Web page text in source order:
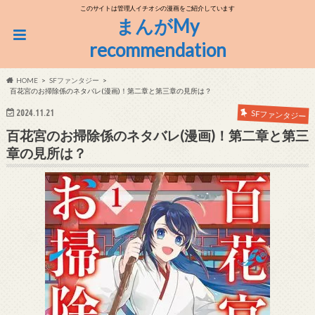
このサイトは管理人イチオシの漫画をご紹介しています
まんがMy
recommendation
HOME
SFファンタジー
百花宮のお掃除係のネタバレ(漫画)！第二章と第三章の見所は？
2024.11.21 SFファンタジー
百花宮のお掃除係のネタバレ(漫画)！第二章と第三
章の見所は？